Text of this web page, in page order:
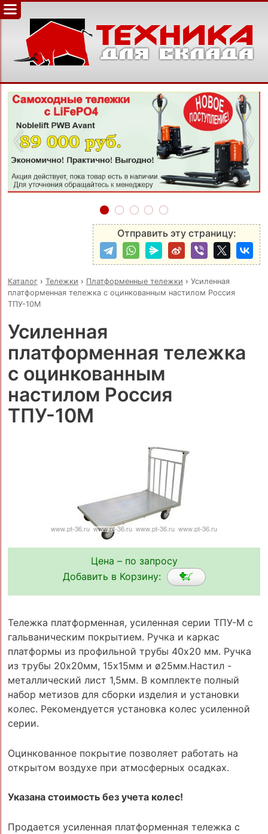
‹ ›
Отправить эту страницу:
Каталог› Тележки › Платформенные тележки › Усиленная
платформенная тележка с оцинкованным настилом Россия
ТПУ-10М
Усиленная
платформенная тележка
с оцинкованным
настилом Россия
ТПУ-10М
Цена – по запросу
Добавить в Корзину:
Тележка платформенная, усиленная серии ТПУ-М с
гальваническим покрытием. Ручка и каркас
платформы из профильной трубы 40х20 мм. Ручка
из трубы 20х20мм, 15х15мм и ø25мм.Настил -
металлический лист 1,5мм. В комплекте полный
набор метизов для сборки изделия и установки
колес. Рекомендуется установка колес усиленной
серии.
Оцинкованное покрытие позволяет работать на
открытом воздухе при атмосферных осадках.
Указана стоимость без учета колес!
Продается усиленная платформенная тележка с